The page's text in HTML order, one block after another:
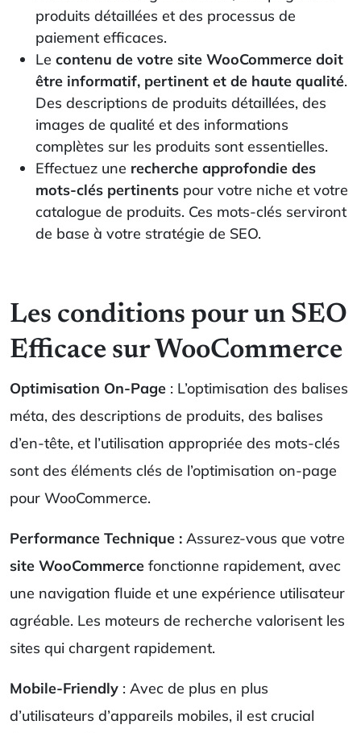
produits détaillées et des processus de
paiement efficaces.
Le contenu de votre site WooCommerce doit
être informatif, pertinent et de haute qualité.
Des descriptions de produits détaillées, des
images de qualité et des informations
complètes sur les produits sont essentielles.
Effectuez une recherche approfondie des
mots-clés pertinents pour votre niche et votre
catalogue de produits. Ces mots-clés serviront
de base à votre stratégie de SEO.
Les conditions pour un SEO
Efficace sur WooCommerce
Optimisation On-Page : L’optimisation des balises
méta, des descriptions de produits, des balises
d’en-tête, et l’utilisation appropriée des mots-clés
sont des éléments clés de l’optimisation on-page
pour WooCommerce.
Performance Technique : Assurez-vous que votre
site WooCommerce fonctionne rapidement, avec
une navigation fluide et une expérience utilisateur
agréable. Les moteurs de recherche valorisent les
sites qui chargent rapidement.
Mobile-Friendly : Avec de plus en plus
d’utilisateurs d’appareils mobiles, il est crucial